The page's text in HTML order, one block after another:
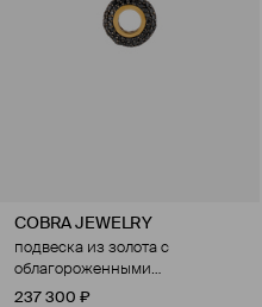
COBRA JEWELRY
подвеска из золота с
облагороженными
бриллиантами
237 300 ₽